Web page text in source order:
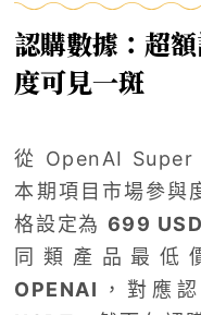
認購數據：超
度可見一斑
從 OpenAI Super
本期項目市場參與
格設定為 699
同類產品最低
OPENAI
，對應